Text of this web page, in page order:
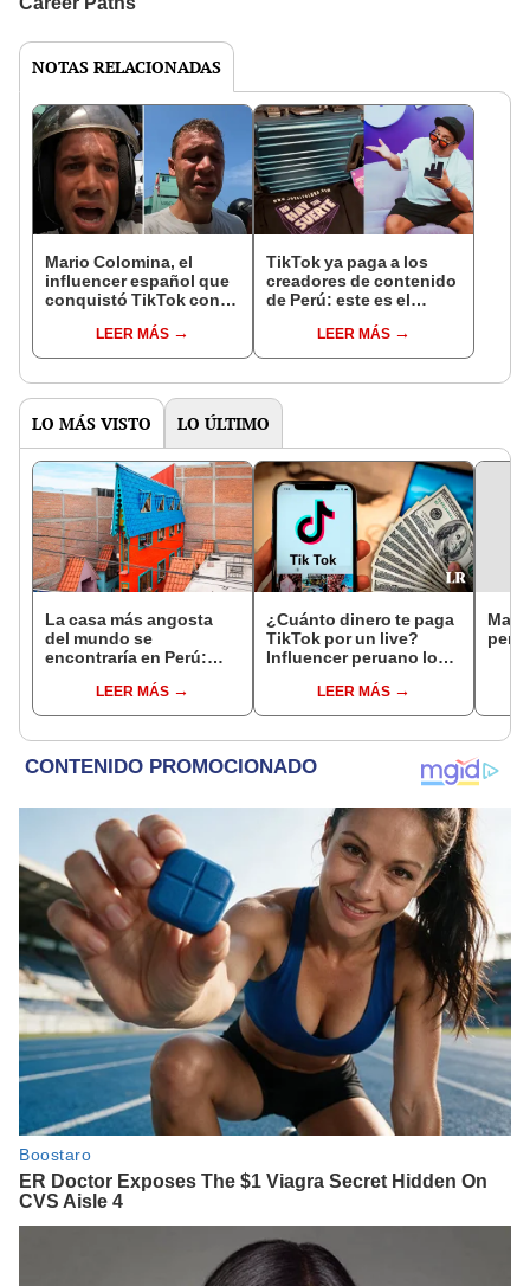
NOTAS RELACIONADAS
Mario Colomina, el
influencer español que
conquistó TikTok con
"Mi amor nació por la
gastronomía"
LEER MÁS
TikTok ya paga a los
creadores de contenido
de Perú: este es el
llegar a cobrar por 1.000
vistas
LEER MÁS
LO MÁS VISTO LO ÚLTIMO
La casa más angosta
del mundo se
encontraría en Perú:
ancho y busca ingresar
al Récord Guinness
LEER MÁS
¿Cuánto dinero te paga
TikTok por un live?
Influencer peruano lo
insólita cifra
LEER MÁS